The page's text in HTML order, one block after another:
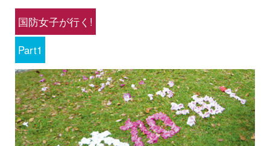
国防女子が行く!
Part1